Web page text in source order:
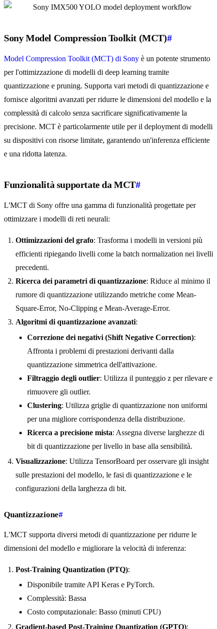
Sony Model Compression Toolkit (MCT)#
Model Compression Toolkit (MCT) di Sony è un potente strumento
per l'ottimizzazione di modelli di deep learning tramite
quantizzazione e pruning. Supporta vari metodi di quantizzazione e
fornisce algoritmi avanzati per ridurre le dimensioni del modello e la
complessità di calcolo senza sacrificare significativamente la
precisione. MCT è particolarmente utile per il deployment di modelli
su dispositivi con risorse limitate, garantendo un'inferenza efficiente
e una ridotta latenza.
Funzionalità supportate da MCT#
L'MCT di Sony offre una gamma di funzionalità progettate per
ottimizzare i modelli di reti neurali:
Ottimizzazioni del grafo: Trasforma i modelli in versioni più
efficienti ripiegando livelli come la batch normalization nei livelli
precedenti.
Ricerca dei parametri di quantizzazione: Riduce al minimo il
rumore di quantizzazione utilizzando metriche come Mean-
Square-Error, No-Clipping e Mean-Average-Error.
Algoritmi di quantizzazione avanzati:
Correzione dei negativi (Shift Negative Correction):
Affronta i problemi di prestazioni derivanti dalla
quantizzazione simmetrica dell'attivazione.
Filtraggio degli outlier: Utilizza il punteggio z per rilevare e
rimuovere gli outlier.
Clustering: Utilizza griglie di quantizzazione non uniformi
per una migliore corrispondenza della distribuzione.
Ricerca a precisione mista: Assegna diverse larghezze di
bit di quantizzazione per livello in base alla sensibilità.
Visualizzazione: Utilizza TensorBoard per osservare gli insight
sulle prestazioni del modello, le fasi di quantizzazione e le
configurazioni della larghezza di bit.
Quantizzazione#
L'MCT supporta diversi metodi di quantizzazione per ridurre le
dimensioni del modello e migliorare la velocità di inferenza:
Post-Training Quantization (PTQ):
Disponibile tramite API Keras e PyTorch.
Complessità: Bassa
Costo computazionale: Basso (minuti CPU)
Gradient-based Post-Training Quantization (GPTQ):